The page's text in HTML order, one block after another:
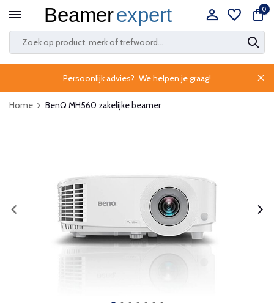
0
Persoonlijk advies? We helpen je graag!
Home BenQ MH560 zakelijke beamer